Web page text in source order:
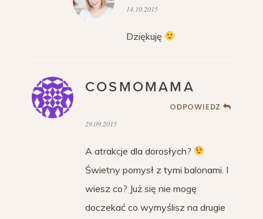
14.10.2015
Dziękuję
COSMOMAMA
ODPOWIEDZ
29.09.2015
A atrakcje dla dorosłych?
Świetny pomysł z tymi balonami. I
wiesz co? Już się nie mogę
doczekać co wymyślisz na drugie